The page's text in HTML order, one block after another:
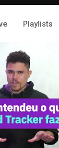
Playlists